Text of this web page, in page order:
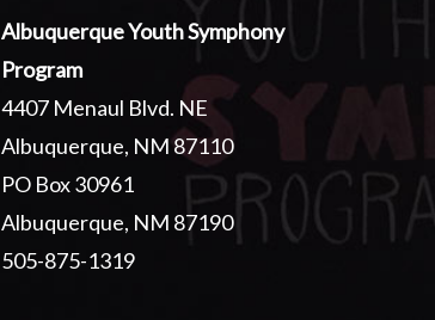
Albuquerque Youth Symphony
Program
4407 Menaul Blvd. NE
Albuquerque, NM 87110
PO Box 30961
Albuquerque, NM 87190
505-875-1319